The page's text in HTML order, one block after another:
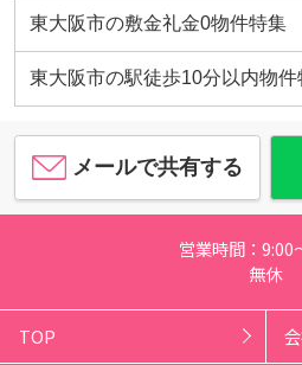
東大阪市の敷金礼金0物件特集
東大阪市の駅徒歩10分以内物件
メールで共有する
営業時間：9:00
無休
TOP